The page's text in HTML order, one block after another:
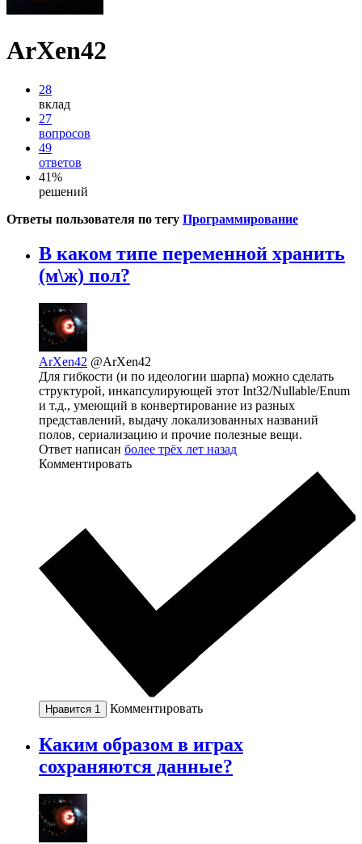
ArXen42
28
вклад
27
вопросов
49
ответов
41%
решений
Ответы пользователя по тегу Программирование
В каком типе переменной хранить
(м\ж) пол?
ArXen42 @ArXen42
Для гибкости (и по идеологии шарпа) можно сделать
структурой, инкапсулирующей этот Int32/Nullable/Enum
и т.д., умеющий в конвертирование из разных
представлений, выдачу локализованных названий
полов, сериализацию и прочие полезные вещи.
Ответ написан более трёх лет назад
Комментировать
Нравится 1 Комментировать
Каким образом в играх
сохраняются данные?